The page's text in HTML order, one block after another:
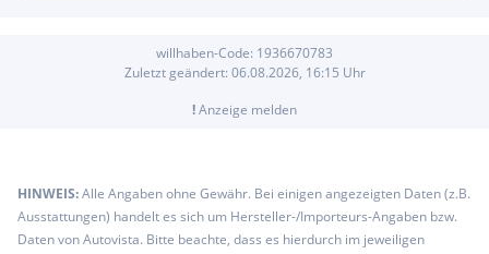
willhaben-Code: 1936670783
Zuletzt geändert: 06.08.2026, 16:15 Uhr
!Anzeige melden
HINWEIS:Alle Angaben ohne Gewähr. Bei einigen angezeigten Daten (z.B.
Ausstattungen) handelt es sich um Hersteller-/Importeurs-Angaben bzw.
Daten von Autovista. Bitte beachte, dass es hierdurch im jeweiligen